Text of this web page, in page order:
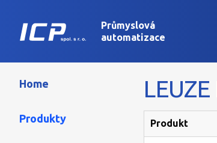
Průmyslová
automatizace
Home
Produkty Produkt